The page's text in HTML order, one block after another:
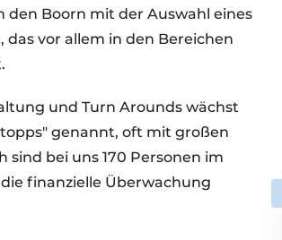
den Boorn mit der Auswahl eines
vor allem in den Bereichen
und Turn Arounds wächst
genannt, oft mit großen
sind bei uns 170 Personen im
finanzielle Überwachung